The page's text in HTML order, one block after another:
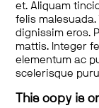
et. Aliquam
felis malesuada.
dignissim eros.
mattis. Integer
elementum ac
scelerisque
This copy is